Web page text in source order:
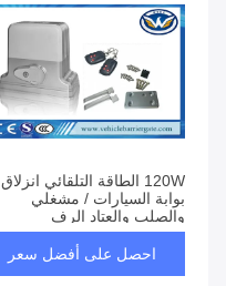
120W الطاقة التلقائي انزلاق
بوابة السيارات / مشغلي
والصلب والعتاد الرف
احصل على أفضل سعر